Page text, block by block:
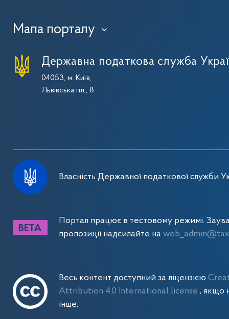
Мапа порталу ›
Державна податкова служба
04053, м. Київ,
Львівська пл., 8
Власність Державної податкової служби
Портал працює в тестовому режимі.
пропозиції надсилайте на
Весь контент доступний за ліцензією
Attribution 4.0 International license , якщо
інше.